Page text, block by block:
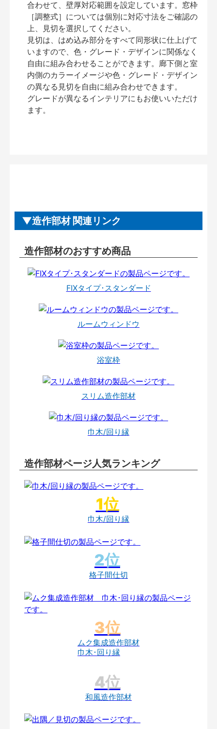
合わせて、壁厚対応範囲を設定しています。窓枠
［調整式］については個別に対応寸法をご確認の
上、見切を選択してください。
見切は、はめ込み部分をすべて同形状に仕上げて
いますので、色・グレード・デザインに関係なく
自由に組み合わせることができます。廊下側と室
内側のカラーイメージや色・グレード・デザイン
の異なる見切を自由に組み合わせできます。
グレードが異なるインテリアにもお使いいただけ
ます。
造作部材 関連リンク
造作部材のおすすめ商品
FIXタイプ･スタンダード
ルームウィンドウ
浴室枠
スリム造作部材
巾木/回り縁
造作部材ページ人気ランキング
巾木/回り縁
格子間仕切
ムク集成造作部材
巾木･回り縁
和風造作部材